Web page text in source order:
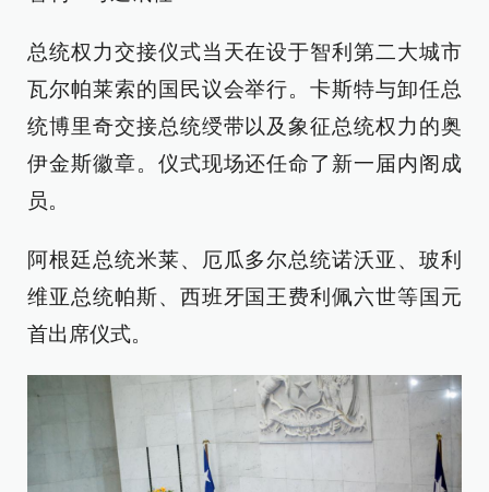
总统权力交接仪式当天在设于智利第二大城市
瓦尔帕莱索的国民议会举行。卡斯特与卸任总
统博里奇交接总统绶带以及象征总统权力的奥
伊金斯徽章。仪式现场还任命了新一届内阁成
员。
阿根廷总统米莱、厄瓜多尔总统诺沃亚、玻利
维亚总统帕斯、西班牙国王费利佩六世等国元
首出席仪式。